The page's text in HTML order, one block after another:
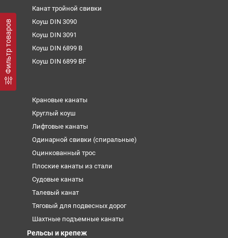
Фильтр товаров
Канат тройной свивки
Коуш DIN 3090
Коуш DIN 3091
Коуш DIN 6899 B
Коуш DIN 6899 BF
Крановые канаты
Круглый коуш
Лифтовые канаты
Одинарной свивки (спиральные)
Оцинкованный трос
Плоские канаты из стали
Судовые канаты
Талевый канат
Тяговый для подвесных дорог
Шахтные подъемные канаты
Рельсы и крепеж